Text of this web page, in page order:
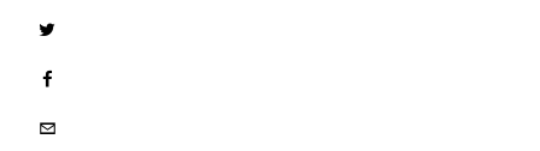
TWITTER
FACEBOOK
EMAIL